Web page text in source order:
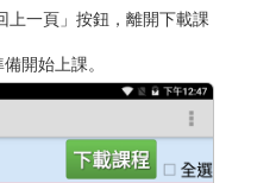
上一頁」按鈕，離開下載課
開始上課。